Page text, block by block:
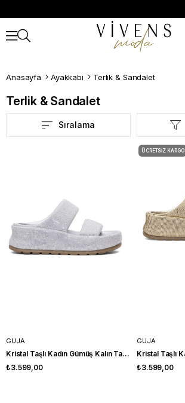
Anasayfa Ayakkabı Terlik & Sandalet
Terlik & Sandalet
Sıralama
GUJA
Kristal Taşlı Kadın Gümüş Kalın Taban Platform Terlik
₺3.599,00
GUJA
₺3.599,00
ÜCRETSIZ KARGO